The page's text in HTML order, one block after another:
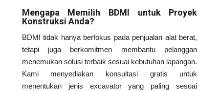
Mengapa Memilih BDMI untuk Proyek
Konstruksi Anda?
BDMI tidak hanya berfokus pada penjualan alat berat,
tetapi juga berkomitmen membantu pelanggan
menemukan solusi terbaik sesuai kebutuhan lapangan.
Kami menyediakan konsultasi gratis untuk
menentukan jenis excavator yang paling sesuai